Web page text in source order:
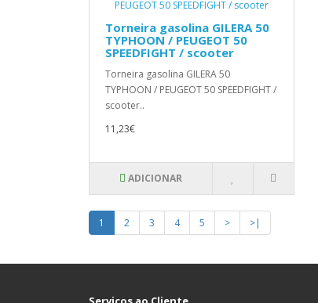
Torneira gasolina GILERA 50
TYPHOON / PEUGEOT 50
SPEEDFIGHT / scooter
Torneira gasolina GILERA 50
TYPHOON / PEUGEOT 50 SPEEDFIGHT /
scooter..
11,23€
ADICIONAR
1 2 3 4 5 > >|